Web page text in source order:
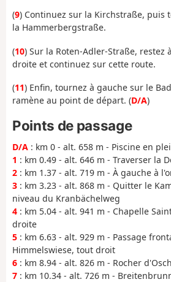
(9) Continuez sur la Kirchstraße, puis
la Hammerbergstraße.
(10) Sur la Roten-Adler-Straße, restez
droite et continuez sur cette route.
(11) Enfin, tournez à gauche sur le
ramène au point de départ. (D/A)
Points de passage
D/A : km 0 - alt. 658 m - Piscine en
1 : km 0.49 - alt. 646 m - Traverser la
2 : km 1.37 - alt. 719 m - À gauche à
3 : km 3.23 - alt. 868 m - Quitter le
niveau du Kranbächelweg
4 : km 5.04 - alt. 941 m - Chapelle
droite
5 : km 6.63 - alt. 929 m - Passage
Himmelswiese, tout droit
6 : km 8.94 - alt. 826 m - Rocher
7 : km 10.34 - alt. 726 m -